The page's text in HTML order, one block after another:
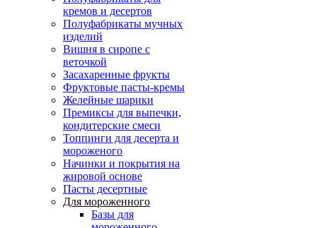
кремов и десертов
Полуфабрикаты мучных
изделий
Вишня в сиропе с
веточкой
Засахаренные фрукты
Фруктовые пасты-кремы
Желейные шарики
Премиксы для выпечки,
кондитерские смеси
Топпинги для десерта и
мороженого
Начинки и покрытия на
жировой основе
Пасты десертные
Для мороженного
Базы для